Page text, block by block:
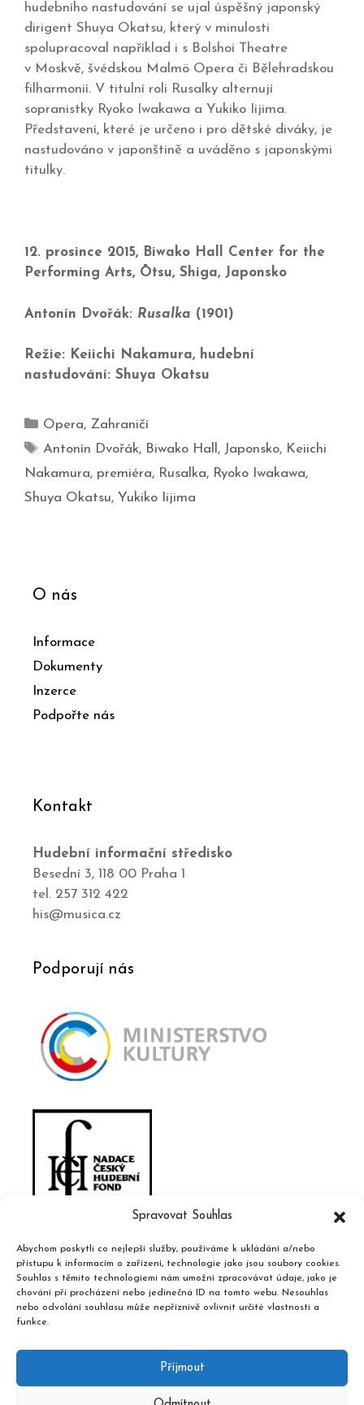
Spravovat Souhlas
Abychom poskytli co nejlepší služby, používáme k ukládání a/nebo
přístupu k informacím o zařízení, technologie jako jsou soubory cookies.
Souhlas s těmito technologiemi nám umožní zpracovávat údaje, jako je
chování při procházení nebo jedinečná ID na tomto webu. Nesouhlas
nebo odvolání souhlasu může nepříznivě ovlivnit určité vlastnosti a
funkce.
Příjmout
hudebního nastudování se ujal úspěšný japonský
dirigent Shuya Okatsu, který v minulosti
spolupracoval například i s Bolshoi Theatre
v Moskvě, švédskou Malmö Opera či Bělehradskou
filharmonií. V titulní roli Rusalky alternují
sopranistky Ryoko Iwakawa a Yukiko Iijima.
Představení, které je určeno i pro dětské diváky, je
nastudováno v japonštině a uváděno s japonskými
titulky.
12. prosince 2015, Biwako Hall Center for the
Performing Arts, Ōtsu, Shiga, Japonsko
Antonín Dvořák: Rusalka (1901)
Režie: Keiichi Nakamura, hudební
nastudování: Shuya Okatsu
Opera, Zahraničí
Antonín Dvořák, Biwako Hall , Japonsko, Keiichi
Nakamura, premiéra, Rusalka, Ryoko Iwakawa,
Shuya Okatsu, Yukiko Iijima
O nás
Informace
Dokumenty
Inzerce
Podpořte nás
Kontakt
Hudební informační středisko
Besední 3, 118 00 Praha 1
tel. 257 312 422
his@musica.cz
Podporují nás